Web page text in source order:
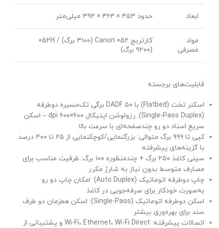
ابعاد حدود ۴۵۳ × ۴۶۴ × ۳۹۲ میلی‌متر
مواد
مصرفی
کارتریج Canon 052 (۳۱۰۰ برگ) / 052H
(۹۲۰۰ برگ)
قابلیت‌های برجسته
اسکنر تخت (Flatbed) با DADF ۵۰ برگی تک‌مسیره دوطرفه
(Single-Pass Duplex): رزولوشن اپتیکال ۶۰۰×۶۰۰ dpi – اسکن
سریع اسناد دو رو چندصفحه‌ای با سرعت بالا
کپی تا ۹۹۹ برگ متوالی: بزرگنمایی/کوچکنمایی از ۲۵ تا ۴۰۰ درصد
با گزینه‌های پیشرفته
سینی کاغذ ۲۵۰ برگ + چندمنظوره ۱۰۰ برگ: ظرفیت مناسب برای
مصارف متوسط بدون نیاز به شارژ مکرر
چاپ دوطرفه اتوماتیک (Auto Duplex): امکان چاپ دو رو
به‌صورت خودکار برای صرفه‌جویی در کاغذ
اسکن دوطرفه اتوماتیک (Single-Pass): اسکن همزمان دو طرف
سند برای بهره‌وری بیشتر
اتصالات پیشرفته: Wi-Fi، Ethernet، Wi-Fi Direct و پشتیبانی از